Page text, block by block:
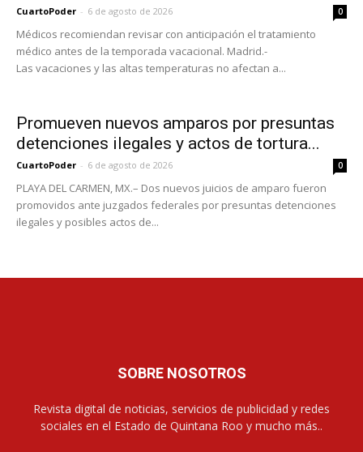
CuartoPoder - 6 de agosto de 2026 0
Médicos recomiendan revisar con anticipación el tratamiento
médico antes de la temporada vacacional. Madrid.-
Las vacaciones y las altas temperaturas no afectan a...
Promueven nuevos amparos por presuntas
detenciones ilegales y actos de tortura...
CuartoPoder - 6 de agosto de 2026 0
PLAYA DEL CARMEN, MX.– Dos nuevos juicios de amparo fueron
promovidos ante juzgados federales por presuntas detenciones
ilegales y posibles actos de...
SOBRE NOSOTROS
Revista digital de noticias, servicios de publicidad y redes
sociales en el Estado de Quintana Roo y mucho más..